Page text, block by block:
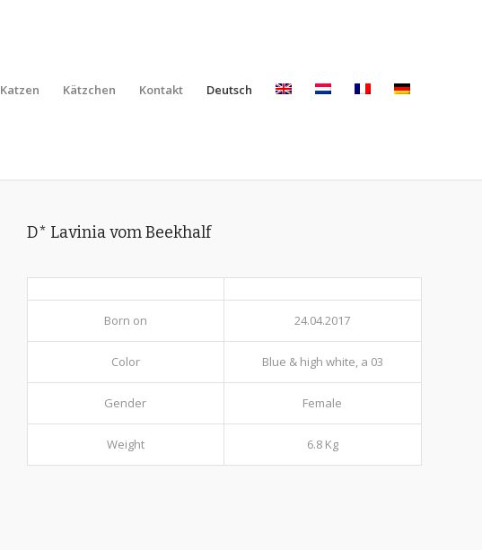
Katzen Kätzchen Kontakt Deutsch
D* Lavinia vom Beekhalf
Born on 24.04.2017
Color Blue & high white, a 03
Gender Female
Weight 6.8 Kg